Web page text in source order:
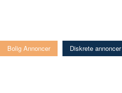
Bolig Annoncer Diskrete annoncer